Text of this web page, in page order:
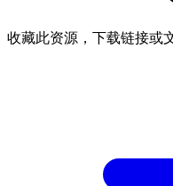
收藏此资源，下载链接或